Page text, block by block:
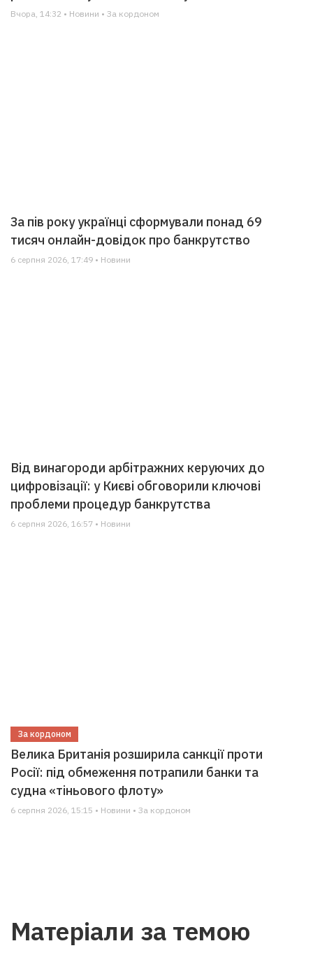
Вчора, 14:32 • Новини • За кордоном
За пів року українці сформували понад 69
тисяч онлайн-довідок про банкрутство
6 серпня 2026, 17:49 • Новини
Від винагороди арбітражних керуючих до
цифровізації: у Києві обговорили ключові
проблеми процедур банкрутства
6 серпня 2026, 16:57 • Новини
За кордоном
Велика Британія розширила санкції проти
Росії: під обмеження потрапили банки та
судна «тіньового флоту»
6 серпня 2026, 15:15 • Новини • За кордоном
Матеріали за темою